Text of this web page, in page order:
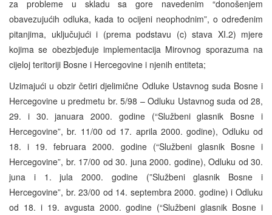
za probleme u skladu sa gore navedenim “donošenjem
obavezujućih odluka, kada to ocijeni neophodnim”, o određenim
pitanjima, uključujući i (prema podstavu (c) stava XI.2) mjere
kojima se obezbjeđuje implementacija Mirovnog sporazuma na
cijeloj teritoriji Bosne i Hercegovine i njenih entiteta;
Uzimajući u obzir četiri djelimične Odluke Ustavnog suda Bosne i
Hercegovine u predmetu br. 5/98 – Odluku Ustavnog suda od 28,
29. i 30. januara 2000. godine (“Službeni glasnik Bosne i
Hercegovine”, br. 11/00 od 17. aprila 2000. godine), Odluku od
18. i 19. februara 2000. godine (“Službeni glasnik Bosne i
Hercegovine”, br. 17/00 od 30. juna 2000. godine), Odluku od 30.
juna i 1. jula 2000. godine (”Službeni glasnik Bosne i
Hercegovine”, br. 23/00 od 14. septembra 2000. godine) i Odluku
od 18. i 19. avgusta 2000. godine (“Službeni glasnik Bosne i